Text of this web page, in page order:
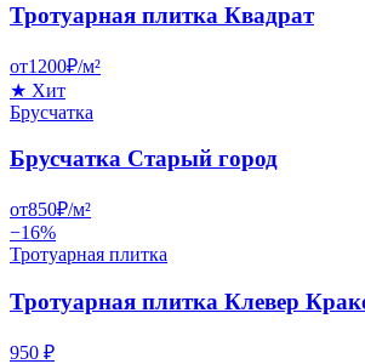
Тротуарная плитка Квадрат
от1200₽/м²
★ Хит
Брусчатка
Брусчатка Старый город
от850₽/м²
−16%
Тротуарная плитка
Тротуарная плитка Клевер
950 ₽